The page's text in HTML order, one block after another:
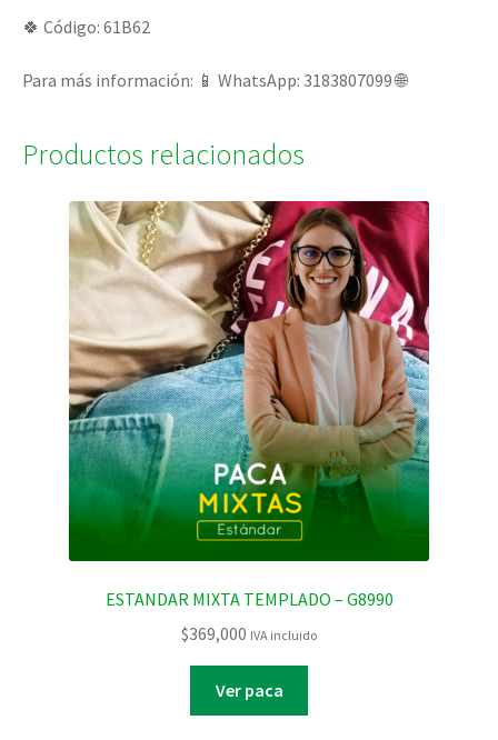
🍀 Código: 61B62
Para más información: 📱 WhatsApp: 3183807099 🌐
Productos relacionados
ESTANDAR MIXTA TEMPLADO – G8990
$369,000 IVA incluido
Ver paca